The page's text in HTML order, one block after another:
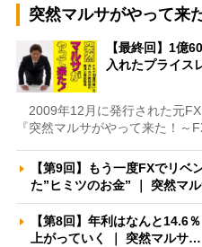
突然マルサがやって来
【最終回】1億
入れたプライス
2009年12月に発行された元
『突然マルサがやって来た！～
【第9回】もう一度FXでリ
た”ヒミツのお金” ｜ 突然マ
【第8回】年利はなんと
上がっていく ｜ 突然マルサ…